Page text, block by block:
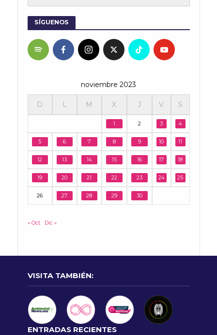
SÍGUENOS
noviembre 2023
D L M X J V S
1 2 3 4
5 6 7 8 9 10 11
12 13 14 15 16 17 18
19 20 21 22 23 24 25
26 27 28 29 30
« Oct Dic »
VISITA TAMBIÉN:
ENTRADAS RECIENTES